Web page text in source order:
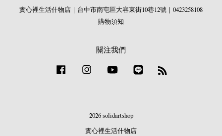
實心裡生活什物店｜台中市南屯區大容東街10巷12號｜0423258108
購物須知
關注我們
Facebook Instagram YouTube
2026 solidartshop
實心裡生活什物店